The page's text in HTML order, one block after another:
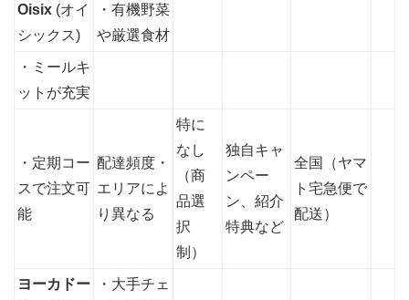
Oisix (オイ
シックス)
・有機野菜
や厳選食材
・ミールキ
ットが充実
・定期コー
スで注文可
能
配達頻度・
エリアによ
り異なる
特に
なし
（商
品選
択
制）
独自キャ
ンペー
ン、紹介
特典など
全国（ヤマ
ト宅急便で
配送）
ヨーカドー
・大手チェ